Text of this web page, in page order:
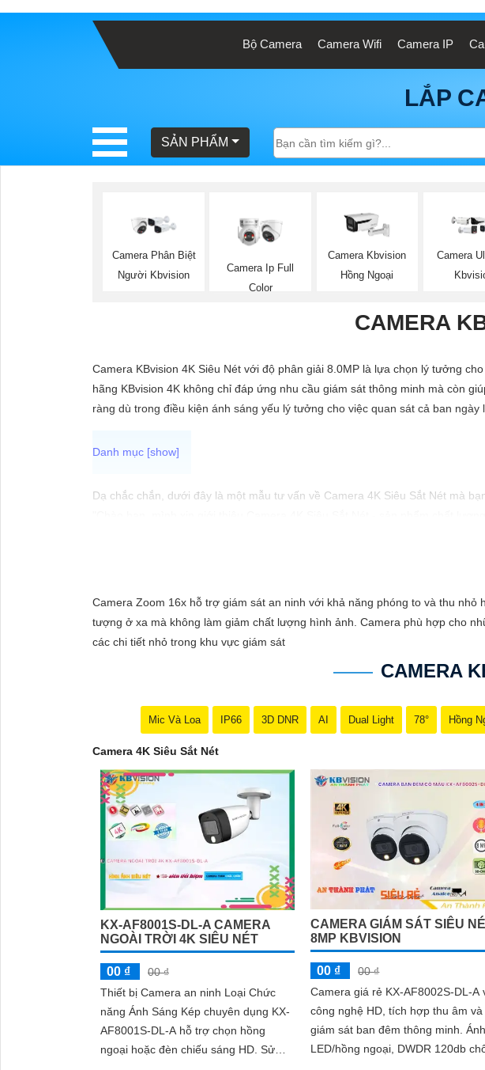
Bộ Camera Camera Wifi Camera IP
LẮP
SẢN PHẨM
Camera Phân Biệt
Người Kbvision
Camera Ip Full
Color
Camera Kbvision
Hồng Ngoại
Camera
CAMERA
Camera KBvision 4K Siêu Nét với độ phân giải 8.0MP là lựa chọn lý tưởng
hãng KBvision 4K không chỉ đáp ứng nhu cầu giám sát thông minh mà còn
ràng dù trong điều kiện ánh sáng yếu lý tưởng cho việc quan sát cả ban
Dạ chắc chắn, dưới đây là một mẫu tư vấn về Camera 4K Siêu Sắt Nét mà
bạn quan sát mọi chi tiết với chất lượng hình ảnh tuyệt vời. Đồng thời, tính
Camera Zoom 16x hỗ trợ giám sát an ninh với khả năng phóng to và thu
tượng ở xa mà không làm giảm chất lượng hình ảnh. Camera phù hợp cho
các chi tiết nhỏ trong khu vực giám sát
CAMERA
Mic Và Loa IP66 3D DNR AI Dual Light 78° Hồng
Camera 4K Siêu Sắt Nét
KX-AF8001S-DL-A CAMERA
NGOÀI TRỜI 4K SIÊU NÉT
00 ₫
00 ₫
Thiết bị Camera an ninh Loại Chức
năng Ánh Sáng Kép chuyên dụng KX-
AF8001S-DL-A hỗ trợ chọn hồng
ngoại hoặc đèn chiếu sáng HD. Sử
CAMERA GIÁM SÁT SIÊU
8MP KBVISION
00 ₫
00 ₫
Camera giá rẻ KX-AF8002S-DL-A
công nghệ HD, tích hợp thu âm và
giám sát ban đêm thông minh. Ánh
LED/hồng ngoại, DWDR 120db